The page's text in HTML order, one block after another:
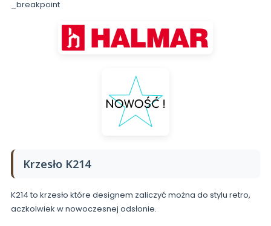
_breakpoint
Krzesło K214
K214 to krzesło które designem zaliczyć można do stylu retro,
aczkolwiek w nowoczesnej odsłonie.